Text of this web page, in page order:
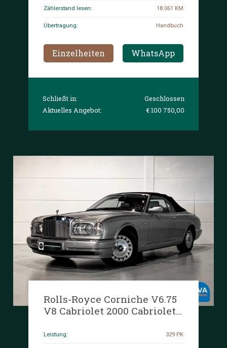
Zählerstand lesen: 18.061 KM
Übertragung: Handbuch
Einzelheiten WhatsApp
Schließt in:
Geschlossen
Aktuelles Angebot:
€ 100 750,00
Rolls-Royce Corniche V6.75
V8 Cabriolet 2000 Cabriolet
TP.
Leistung: 329 PK